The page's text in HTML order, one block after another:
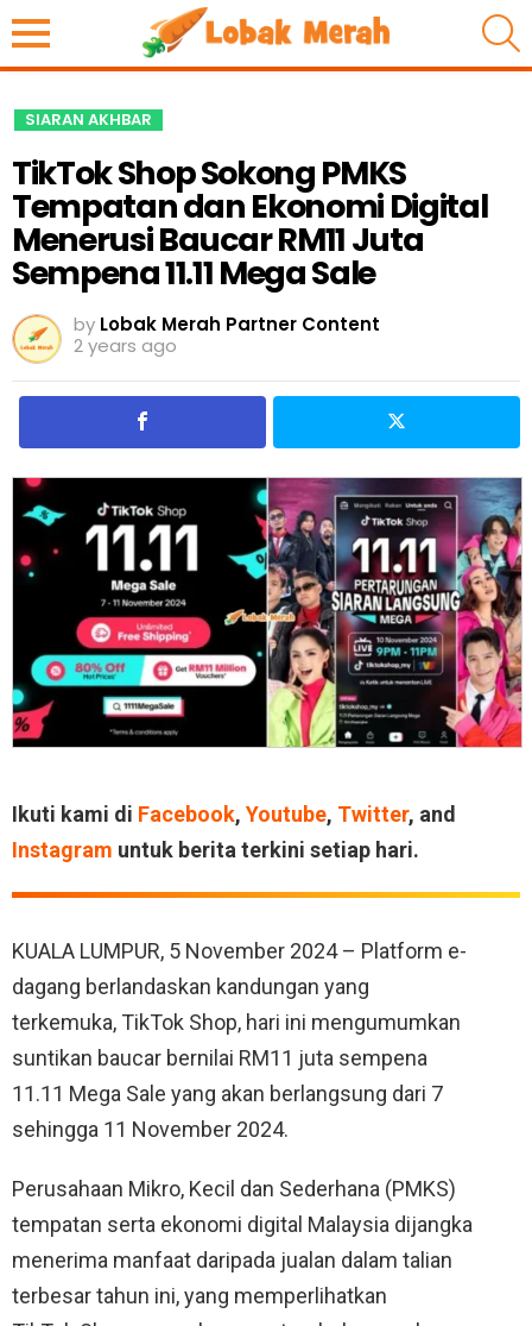
SIARAN AKHBAR
TikTok Shop Sokong PMKS
Tempatan dan Ekonomi Digital
Menerusi Baucar RM11 Juta
Sempena 11.11 Mega Sale
by Lobak Merah Partner Content
2 years ago
Ikuti kami di Facebook, Youtube, Twitter, and
Instagram untuk berita terkini setiap hari.
KUALA LUMPUR, 5 November 2024 – Platform e-
dagang berlandaskan kandungan yang
terkemuka, TikTok Shop, hari ini mengumumkan
suntikan baucar bernilai RM11 juta sempena
11.11 Mega Sale yang akan berlangsung dari 7
sehingga 11 November 2024.
Perusahaan Mikro, Kecil dan Sederhana (PMKS)
tempatan serta ekonomi digital Malaysia dijangka
menerima manfaat daripada jualan dalam talian
terbesar tahun ini, yang memperlihatkan